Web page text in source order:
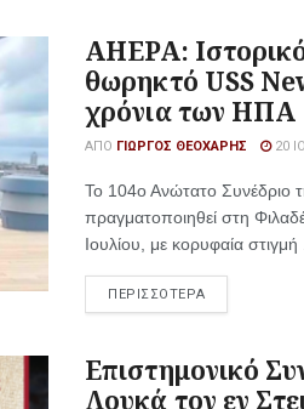
AHEPA:
θωρηκτό USS
χρόνια των ΗΠΑ
ΑΠΌ ΓΙΏΡΓΟΣ ΘΕΟΧΆΡΗΣ 20
Το 104ο Ανώτατο Συνέδριο
πραγματοποιηθεί στη
Ιουλίου, με κορυφαία στιγμή
ΠΕΡΙΣΣΟΤΕΡΑ
Επιστημονικό
Λουκά τον εν